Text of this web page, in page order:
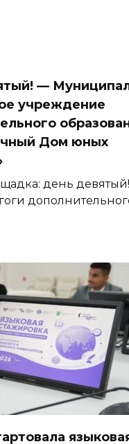
—
учреждение
Дом юных
день девятый!